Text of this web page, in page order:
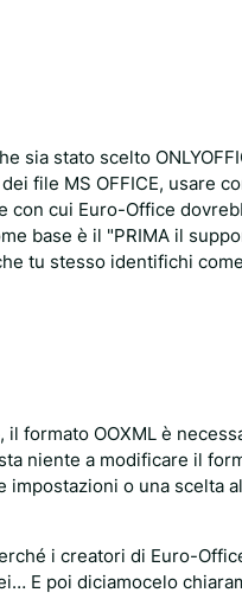
sia stato scelto
file MS OFFICE, usare
cui Euro-Office
base è il "PRIMA il
tu stesso identifichi
formato OOXML è
niente a modificare il
o una scelta
i creatori di Euro-
E poi diciamocelo